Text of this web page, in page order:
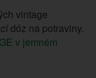
vintage
dóz na potraviny.
v jemném